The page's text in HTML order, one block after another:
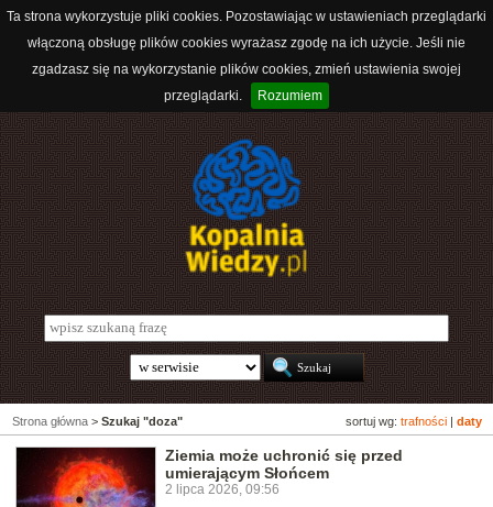
Ta strona wykorzystuje pliki cookies. Pozostawiając w ustawieniach przeglądarki
włączoną obsługę plików cookies wyrażasz zgodę na ich użycie. Jeśli nie
zgadzasz się na wykorzystanie plików cookies, zmień ustawienia swojej
przeglądarki.
Rozumiem
sortuj wg: trafności daty
Strona główna > Szukaj "doza"
Ziemia może uchronić się przed
umierającym Słońcem
2 lipca 2026, 09:56